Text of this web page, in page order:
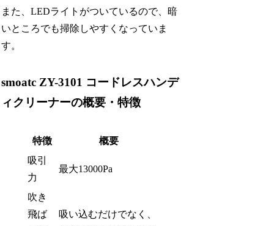
また、LEDライトがついているので、暗
いところでも掃除しやすくなっていま
す。
smoatc ZY-3101 コードレスハンデ
ィクリーナーの概要・特徴
特徴
概要
吸引
力
最大13000Pa
吹き
飛ば
吸い込むだけでなく、